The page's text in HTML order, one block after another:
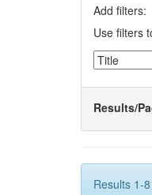
Add filters:
Use filters
Results/
Results 1-